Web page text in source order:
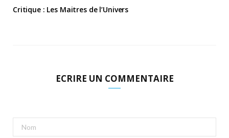
Critique : Les Maitres de l’Univers
ECRIRE UN COMMENTAIRE